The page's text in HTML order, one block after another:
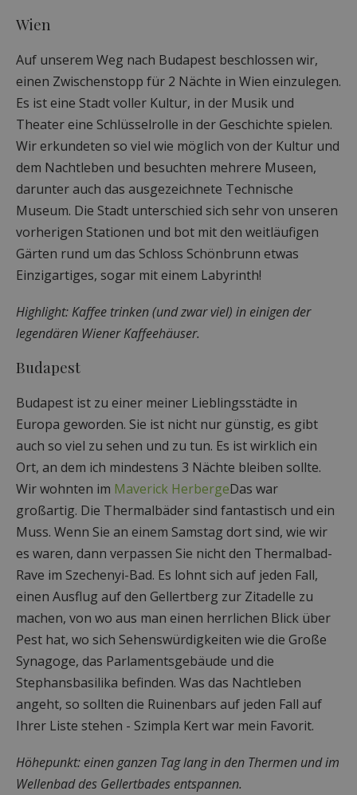
Wien
Auf unserem Weg nach Budapest beschlossen wir,
einen Zwischenstopp für 2 Nächte in Wien einzulegen.
Es ist eine Stadt voller Kultur, in der Musik und
Theater eine Schlüsselrolle in der Geschichte spielen.
Wir erkundeten so viel wie möglich von der Kultur und
dem Nachtleben und besuchten mehrere Museen,
darunter auch das ausgezeichnete Technische
Museum. Die Stadt unterschied sich sehr von unseren
vorherigen Stationen und bot mit den weitläufigen
Gärten rund um das Schloss Schönbrunn etwas
Einzigartiges, sogar mit einem Labyrinth!
Highlight: Kaffee trinken (und zwar viel) in einigen der
legendären Wiener Kaffeehäuser.
Budapest
Budapest ist zu einer meiner Lieblingsstädte in
Europa geworden. Sie ist nicht nur günstig, es gibt
auch so viel zu sehen und zu tun. Es ist wirklich ein
Ort, an dem ich mindestens 3 Nächte bleiben sollte.
Wir wohnten im Maverick HerbergeDas war
großartig. Die Thermalbäder sind fantastisch und ein
Muss. Wenn Sie an einem Samstag dort sind, wie wir
es waren, dann verpassen Sie nicht den Thermalbad-
Rave im Szechenyi-Bad. Es lohnt sich auf jeden Fall,
einen Ausflug auf den Gellertberg zur Zitadelle zu
machen, von wo aus man einen herrlichen Blick über
Pest hat, wo sich Sehenswürdigkeiten wie die Große
Synagoge, das Parlamentsgebäude und die
Stephansbasilika befinden. Was das Nachtleben
angeht, so sollten die Ruinenbars auf jeden Fall auf
Ihrer Liste stehen - Szimpla Kert war mein Favorit.
Höhepunkt: einen ganzen Tag lang in den Thermen und im
Wellenbad des Gellertbades entspannen.